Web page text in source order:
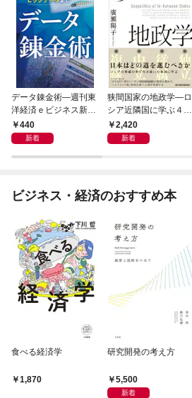
データ錬金術―週刊東
洋経済ｅビジネス新書
Ｎo.493
440
新着
狭間国家の地政学―ロ
シア近隣国に学ぶ４つ
の生き残り戦略
2,420
新着
ビジネス・経済のおすすめ本
食べる経済学
1,870
研究開発の考え方
5,500
新着